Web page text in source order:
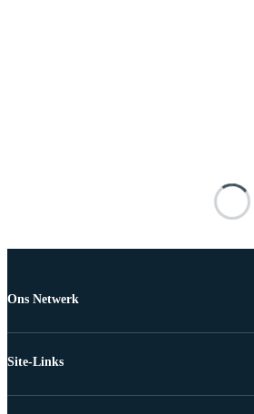
Ons Netwerk
Site-Links